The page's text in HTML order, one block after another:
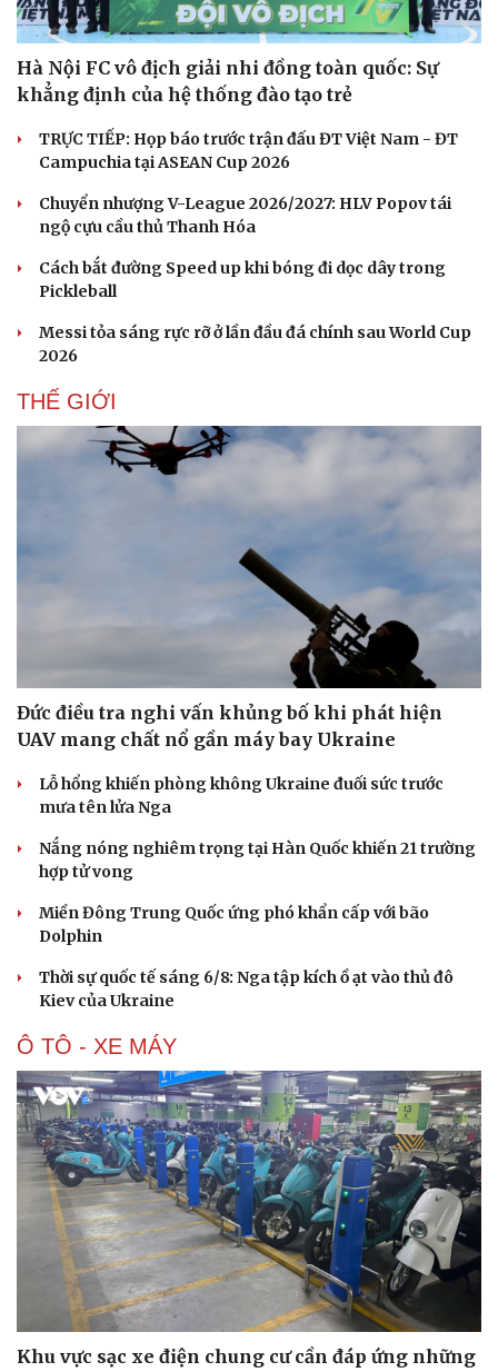
Sân khấu - Điện ảnh
Văn học
Âm nhạc
Di sản
Nghệ sĩ
Hà Nội FC vô địch giải nhi đồng toàn quốc: Sự
khẳng định của hệ thống đào tạo trẻ
TRỰC TIẾP: Họp báo trước trận đấu ĐT Việt Nam - ĐT
Campuchia tại ASEAN Cup 2026
Chuyển nhượng V-League 2026/2027: HLV Popov tái
ngộ cựu cầu thủ Thanh Hóa
Cách bắt đường Speed up khi bóng đi dọc dây trong
Pickleball
Messi tỏa sáng rực rỡ ở lần đầu đá chính sau World Cup
2026
THẾ GIỚI
Đức điều tra nghi vấn khủng bố khi phát hiện
UAV mang chất nổ gần máy bay Ukraine
Lỗ hổng khiến phòng không Ukraine đuối sức trước
mưa tên lửa Nga
Nắng nóng nghiêm trọng tại Hàn Quốc khiến 21 trường
hợp tử vong
Miền Đông Trung Quốc ứng phó khẩn cấp với bão
Dolphin
Thời sự quốc tế sáng 6/8: Nga tập kích ồ ạt vào thủ đô
Kiev của Ukraine
Ô TÔ - XE MÁY
Khu vực sạc xe điện chung cư cần đáp ứng những